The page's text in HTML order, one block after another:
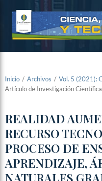
Inicio / Archivos / Vol. 5 (2021):
Artículo de Investigación
REALIDAD
RECURSO
PROCESO DE
APRENDIZAJE,
NATURALES